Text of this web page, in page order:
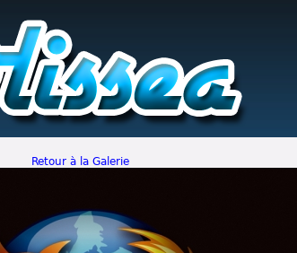
Retour à la Galerie